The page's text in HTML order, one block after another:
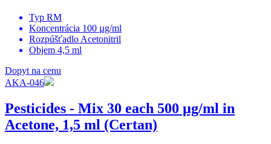
Typ RM
Koncentrácia 100 µg/ml
Rozpúšťadlo Acetonitril
Objem 4,5 ml
Dopyt na cenu
AKA-046
Pesticides - Mix 30 each 500 µg/ml in
Acetone, 1,5 ml (Certan)